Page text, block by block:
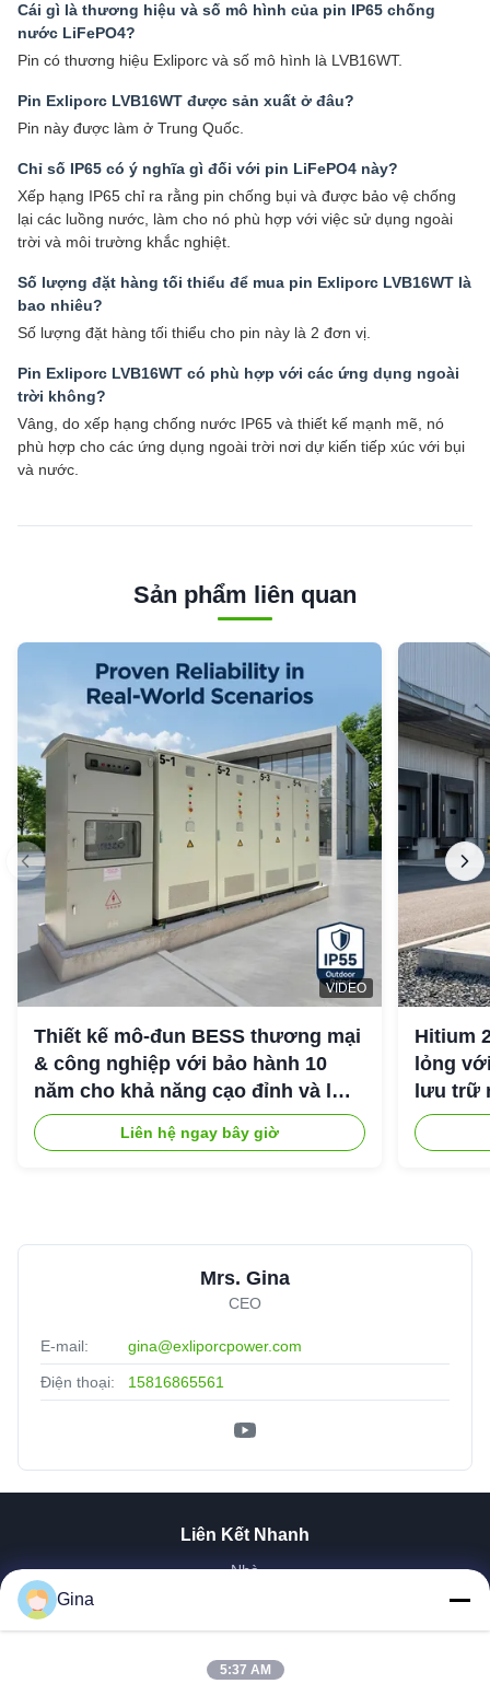
Cái gì là thương hiệu và số mô hình của pin IP65 chống
nước LiFePO4?
Pin có thương hiệu Exliporc và số mô hình là LVB16WT.
Pin Exliporc LVB16WT được sản xuất ở đâu?
Pin này được làm ở Trung Quốc.
Chỉ số IP65 có ý nghĩa gì đối với pin LiFePO4 này?
Xếp hạng IP65 chỉ ra rằng pin chống bụi và được bảo vệ chống
lại các luồng nước, làm cho nó phù hợp với việc sử dụng ngoài
trời và môi trường khắc nghiệt.
Số lượng đặt hàng tối thiểu để mua pin Exliporc LVB16WT là
bao nhiêu?
Số lượng đặt hàng tối thiểu cho pin này là 2 đơn vị.
Pin Exliporc LVB16WT có phù hợp với các ứng dụng ngoài
trời không?
Vâng, do xếp hạng chống nước IP65 và thiết kế mạnh mẽ, nó
phù hợp cho các ứng dụng ngoài trời nơi dự kiến tiếp xúc với bụi
và nước.
Sản phẩm liên quan
VIDEO
Thiết kế mô-đun BESS thương mại
& công nghiệp với bảo hành 10
năm cho khả năng cạo đỉnh và lưu
trữ năng lượng công nghiệp
Liên hệ ngay bây giờ
Hitium
lỏng
lưu trữ
Mrs. Gina
CEO
E-mail: gina@exliporcpower.com
Điện thoại: 15816865561
Liên Kết Nhanh
Nhà
Sản Phẩm
Tham Quan Nhà Máy
Gina
5:37 AM